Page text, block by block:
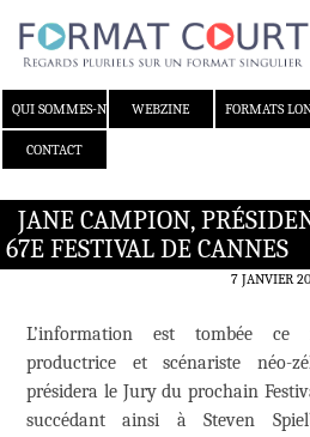
QUI SOMMES-NOUS ?WEBZINE FORMATS
CONTACT
JANE CAMPION,
67E FESTIVAL DE CANNES
7 JANVIER
L’information est tombée ce
productrice et scénariste néo-
présidera le Jury du prochain
succédant ainsi à Steven